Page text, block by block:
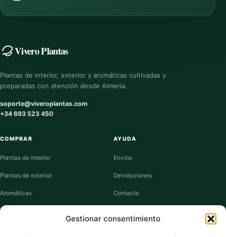
Gestionar consentimiento
Vivero Plantas
Plantas de interior, exterior y aromáticas cultivadas y
preparadas con atención desde Almería.
soporte@viveroplantas.com
+34 693 523 450
COMPRAR
Plantas de interior
Plantas de exterior
Aromáticas
Suculentas
AYUDA
Envíos
Devoluciones
Contacto